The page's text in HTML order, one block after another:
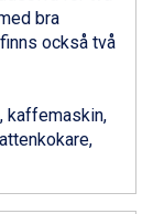
bra
också två
kaffemaskin,